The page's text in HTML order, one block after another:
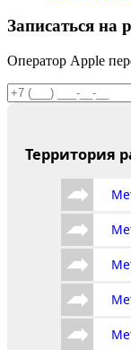
Записаться на
Оператор Apple
Территория